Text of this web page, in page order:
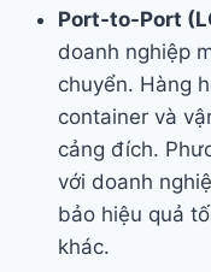
Port-to-Port
doanh nghiệp
chuyển. Hàng
container và
cảng đích.
với doanh
bảo hiệu quả
khác.